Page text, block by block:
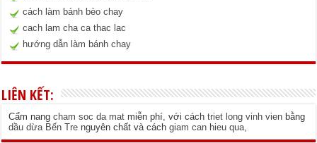
cách làm bánh bèo chay
cach lam cha ca thac lac
hướng dẫn làm bánh chay
LIÊN KẾT:
Cẩm nangcham soc da mat miễn phí, với cáchtriet long vinh vien bằng
dầu dừa Bến Tre nguyên chất và cáchgiam can hieu qua,